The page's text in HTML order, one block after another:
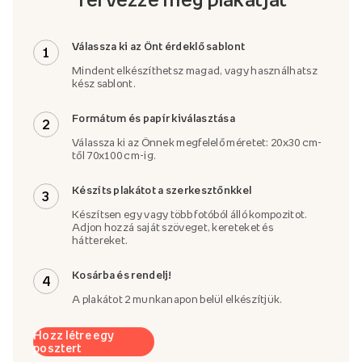
1 Válassza ki az Önt érdeklő sablont
Mindent elkészíthetsz magad, vagy használhatsz
kész sablont.
2 Formátum és papír kiválasztása
Válassza ki az Önnek megfelelő méretet: 20x30 cm-
től 70x100 cm-ig.
3 Készíts plakátot a szerkesztőnkkel
Készítsen egy vagy több fotóból álló kompozitot.
Adjon hozzá saját szöveget, kereteket és
háttereket.
4 Kosárba és rendelj!
A plakátot 2 munkanapon belül elkészítjük.
Hozz létre egy
posztert